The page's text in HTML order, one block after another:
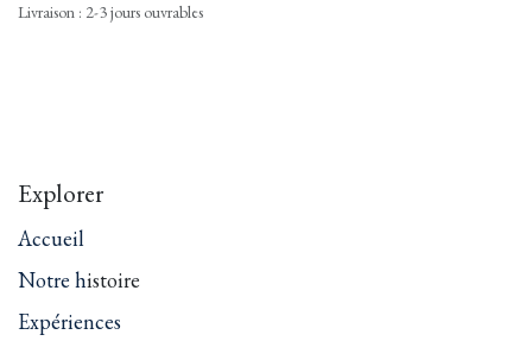
Livraison : 2-3 jours ouvrables
Explorer
Accueil
Notre histoire
Expériences